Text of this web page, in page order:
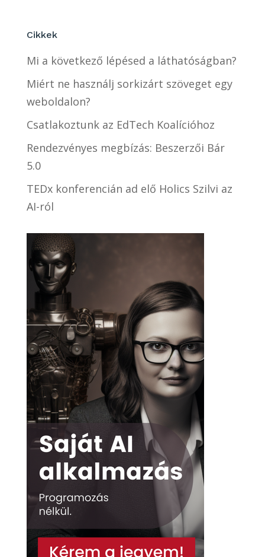
Cikkek
Mi a következő lépésed a láthatóságban?
Miért ne használj sorkizárt szöveget egy
weboldalon?
Csatlakoztunk az EdTech Koalícióhoz
Rendezvényes megbízás: Beszerzői Bár
5.0
TEDx konferencián ad elő Holics Szilvi az
AI-ról